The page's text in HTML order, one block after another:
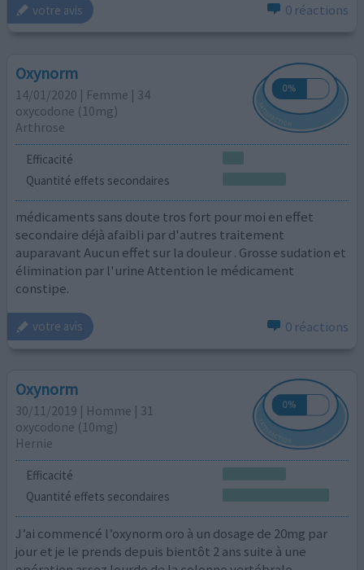
votre avis 0 réactions
Oxynorm
14/01/2020 | Femme | 34
oxycodone (10mg)
Arthrose
Efficacité
Quantité effets secondaires
médicaments sans doute tros fort pour moi en effet
secondaire déjà afaibli par d'autres traitement
auparavant Aucun effet sur la douleur . Grosse sudation et
élimination par l'urine Attention le médicament
constipe.
votre avis 0 réactions
Oxynorm
30/11/2019 | Homme | 31
oxycodone (10mg)
Hernie
Efficacité
Quantité effets secondaires
J’ai commencé l’oxynorm oro à un dosage de 20mg par
jour et je le prends depuis bientôt 2 ans suite à une